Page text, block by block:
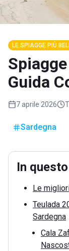
LE SPIAGGE PIÙ
Guida
7 aprile 2026
Sardegna
In
Le
Teulada
Sardegna
Cala